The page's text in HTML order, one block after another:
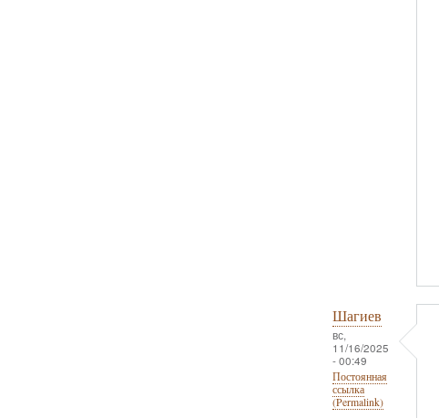
Шагиев
вс,
11/16/2025
- 00:49
Постоянная
ссылка
(Permalink)